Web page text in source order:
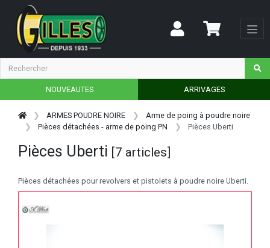
NOUVEAUTES ARRIVAGES
ARMES POUDRE NOIRE
Arme de poing à poudre noire
Pièces détachées - arme de poing PN
Pièces Uberti
Pièces Uberti [7 articles]
Pièces détachées pour revolvers et pistolets à poudre noire Uberti.